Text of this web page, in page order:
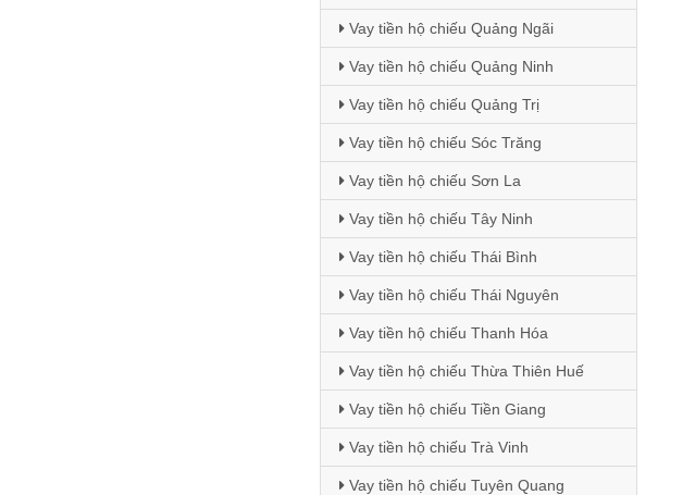
Vay tiền hộ chiếu Quảng Ngãi
Vay tiền hộ chiếu Quảng Ninh
Vay tiền hộ chiếu Quảng Trị
Vay tiền hộ chiếu Sóc Trăng
Vay tiền hộ chiếu Sơn La
Vay tiền hộ chiếu Tây Ninh
Vay tiền hộ chiếu Thái Bình
Vay tiền hộ chiếu Thái Nguyên
Vay tiền hộ chiếu Thanh Hóa
Vay tiền hộ chiếu Thừa Thiên Huế
Vay tiền hộ chiếu Tiền Giang
Vay tiền hộ chiếu Trà Vinh
Vay tiền hộ chiếu Tuyên Quang